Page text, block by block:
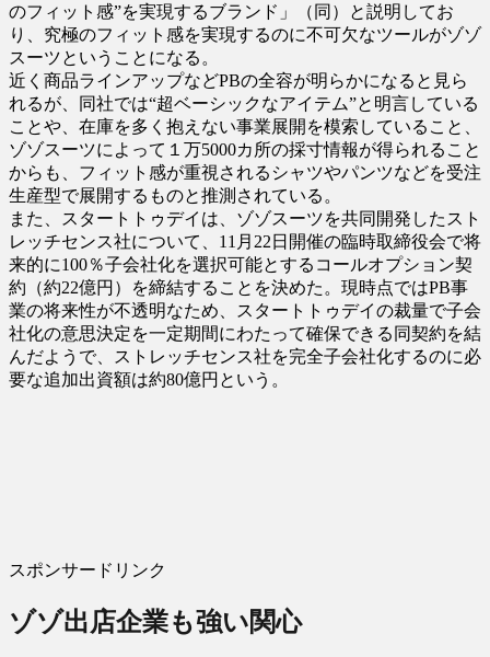
のフィット感”を実現するブランド」（同）と説明してお
り、究極のフィット感を実現するのに不可欠なツールがゾゾ
スーツということになる。
近く商品ラインアップなどPBの全容が明らかになると見ら
れるが、同社では“超ベーシックなアイテム”と明言している
ことや、在庫を多く抱えない事業展開を模索していること、
ゾゾスーツによって１万5000カ所の採寸情報が得られること
からも、フィット感が重視されるシャツやパンツなどを受注
生産型で展開するものと推測されている。
また、スタートトゥデイは、ゾゾスーツを共同開発したスト
レッチセンス社について、11月22日開催の臨時取締役会で将
来的に100％子会社化を選択可能とするコールオプション契
約（約22億円）を締結することを決めた。現時点ではPB事
業の将来性が不透明なため、スタートトゥデイの裁量で子会
社化の意思決定を一定期間にわたって確保できる同契約を結
んだようで、ストレッチセンス社を完全子会社化するのに必
要な追加出資額は約80億円という。
スポンサードリンク
ゾゾ出店企業も強い関心